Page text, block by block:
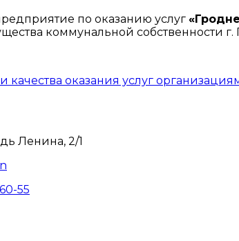
по оказанию услуг
коммунальной собственности г.
качества оказания услуг
Ленина, 2/1
55